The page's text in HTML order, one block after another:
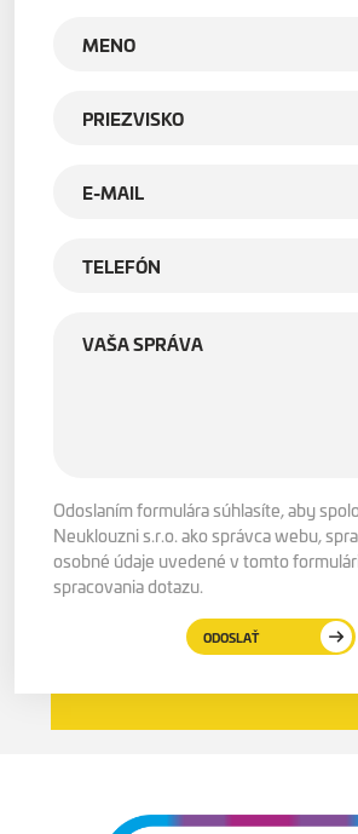
Odoslaním formulára súhlasíte, aby
Neuklouzni s.r.o. ako správca webu,
osobné údaje uvedené v tomto
spracovania dotazu.
ODOSLAŤ